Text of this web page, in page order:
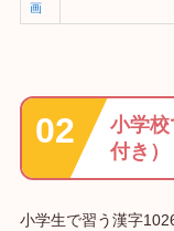
画
小学
付き）
小学生で習う漢字